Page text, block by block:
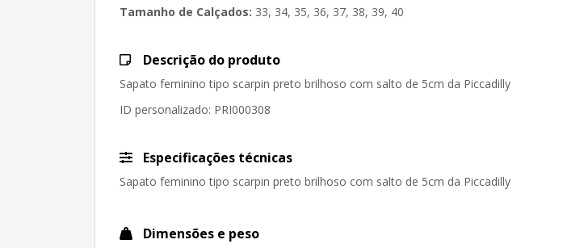
Tamanho de Calçados: 33, 34, 35, 36, 37, 38, 39, 40
Descrição do produto
Sapato feminino tipo scarpin preto brilhoso com salto de 5cm da Piccadilly
ID personalizado: PRI000308
Especificações técnicas
Sapato feminino tipo scarpin preto brilhoso com salto de 5cm da Piccadilly
Dimensões e peso